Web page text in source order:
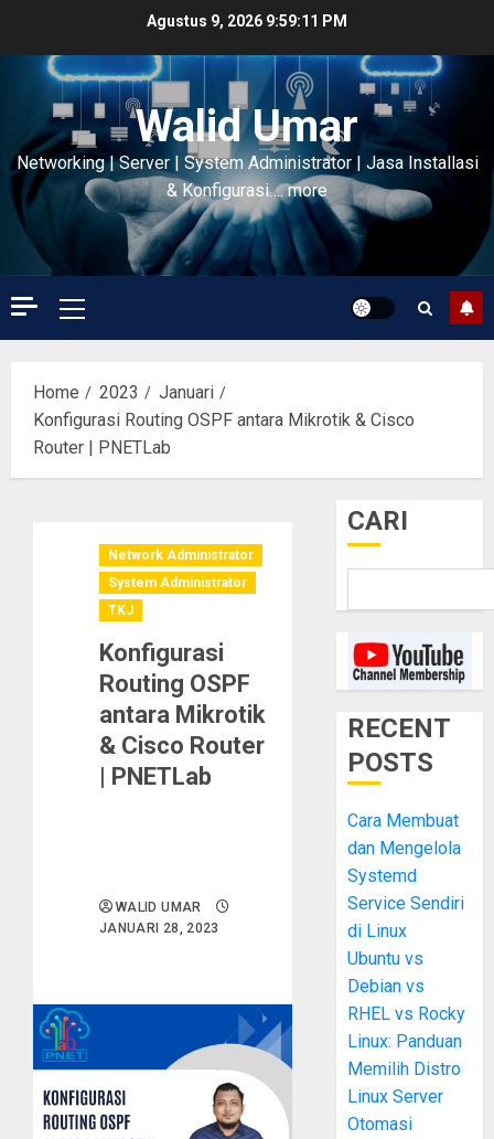
content
Agustus 9, 2026 9:59:11 PM
Walid Umar
Networking | Server | System Administrator | Jasa Installasi
& Konfigurasi…. more
Primary
Menu
Home 2023
Januari
Konfigurasi Routing OSPF antara Mikrotik & Cisco
Router | PNETLab
Network Administrator
System Administrator
TKJ
Konfigurasi
Routing OSPF
antara Mikrotik
& Cisco Router
| PNETLab
WALID UMAR
JANUARI 28, 2023
CARI
RECENT
POSTS
Cara Membuat
dan Mengelola
Systemd
Service Sendiri
di Linux
Ubuntu vs
Debian vs
RHEL vs Rocky
Linux: Panduan
Memilih Distro
Linux Server
Otomasi